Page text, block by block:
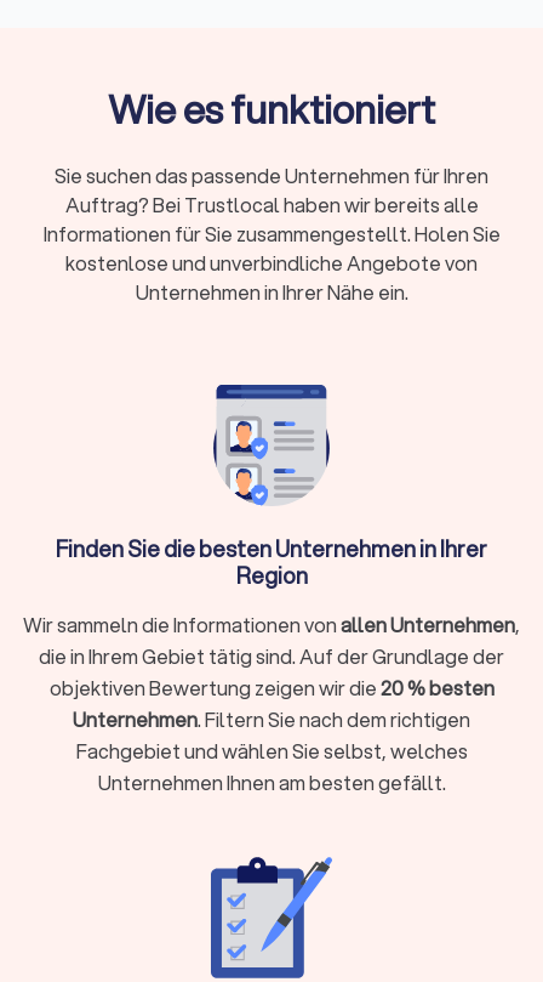
Steuerberaterkammer ist Pflicht, Fachberater-
Titel zeigen Spezialisierung
Vorteile – persönlicher Kontakt oder flexible
digitale Zusammenarbeit
Erstgespräch:Viele Kanzleien bieten 15-20
Minuten kostenlos an
Wann brauche ich überhaupt einen
Nicht in jeder Situation ist ein Steuerberater zwingend
erforderlich. Für einfache Arbeitnehmer-Steuererklärungen
ohne Zusatzeinkünfte reicht oft die Software ELSTER oder
ein Lohnsteuerhilfeverein. Ein Steuerberater lohnt sich
besonders, wenn Sie:
Unternehmen führen
Einkünfte aus Vermietung, Kapitalvermögen oder anderen
Einkunftsarten haben
Komplexe steuerliche Sachverhalte vorliegen wie
Auslandseinkünfte, Erbschaften oder Beteiligungen
Laufende Buchhaltung, Jahresabschlüsse oder
Steueroptimierung und proaktive Gestaltungsberatung
Als Faustregel gilt: Wenn die mögliche Steuerersparnis oder
Zeitersparnis die Kosten übersteigt, ist die Investition
Wie es funktioniert
Sie suchen das passende Unternehmen für Ihren
Auftrag? Bei Trustlocal haben wir bereits alle
Informationen für Sie zusammengestellt. Holen Sie
kostenlose und unverbindliche Angebote von
Unternehmen in Ihrer Nähe ein.
Finden Sie die besten Unternehmen in Ihrer
Region
Wir sammeln die Informationen vonallen Unternehmen,
die in Ihrem Gebiet tätig sind. Auf der Grundlage der
objektiven Bewertung zeigen wir die20 % besten
Unternehmen. Filtern Sie nach dem richtigen
Fachgebiet und wählen Sie selbst, welches
Unternehmen Ihnen am besten gefällt.